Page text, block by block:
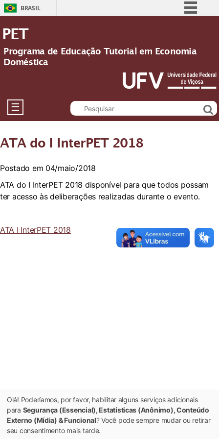
BRASIL
Participe
Acesso à informação
Legislação
Canais
PET
Programa de Educação Tutorial em Economia
Doméstica
☰
ATA do I InterPET 2018
Postado em 04/maio/2018
ATA do I InterPET 2018 disponível para que todos possam
ter acesso às deliberações realizadas durante o evento.
ATA I InterPET 2018
Olá! Poderíamos, por favor, habilitar alguns serviços adicionais
para Segurança (Essencial), Estatísticas (Anônimo), Conteúdo
Externo (Mídia) & Funcional? Você pode sempre mudar ou retirar
seu consentimento mais tarde.